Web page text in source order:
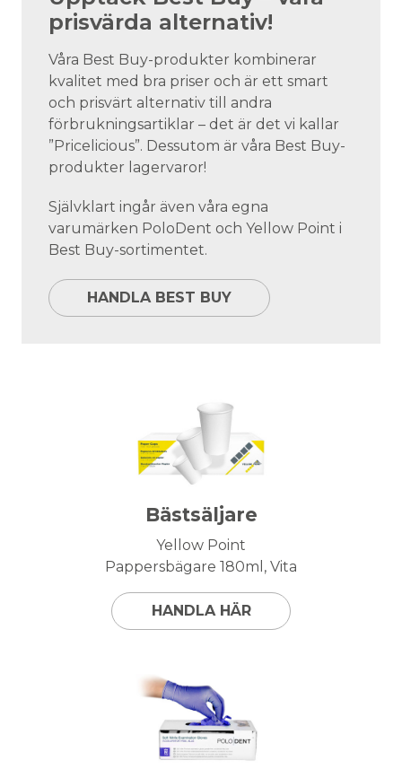
prisvärda alternativ!
Våra Best Buy-produkter kombinerar
kvalitet med bra priser och är ett smart
och prisvärt alternativ till andra
förbrukningsartiklar – det är det vi kallar
”Pricelicious”. Dessutom är våra Best Buy-
produkter lagervaror!
Självklart ingår även våra egna
varumärken PoloDent och Yellow Point i
Best Buy-sortimentet.
HANDLA BEST BUY
Bästsäljare
Yellow Point
Pappersbägare 180ml, Vita
HANDLA HÄR